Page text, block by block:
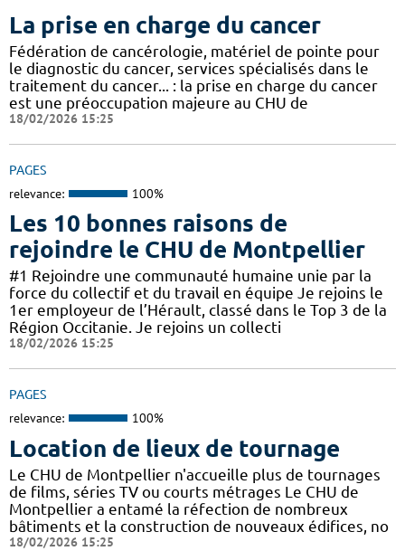
La prise en charge du cancer
Fédération de cancérologie, matériel de pointe pour
le diagnostic du cancer, services spécialisés dans le
traitement du cancer... : la prise en charge du cancer
est une préoccupation majeure au CHU de
18/02/2026 15:25
PAGES
relevance: 100%
Les 10 bonnes raisons de
rejoindre le CHU de Montpellier
#1 Rejoindre une communauté humaine unie par la
force du collectif et du travail en équipe Je rejoins le
1er employeur de l’Hérault, classé dans le Top 3 de la
Région Occitanie. Je rejoins un collecti
18/02/2026 15:25
PAGES
relevance: 100%
Location de lieux de tournage
Le CHU de Montpellier n'accueille plus de tournages
de films, séries TV ou courts métrages Le CHU de
Montpellier a entamé la réfection de nombreux
bâtiments et la construction de nouveaux édifices, no
18/02/2026 15:25